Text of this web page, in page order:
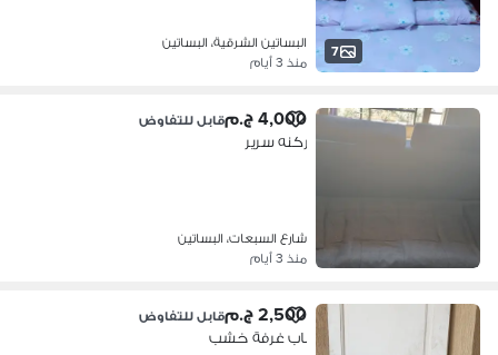
7
البساتين الشرقية، البساتين
منذ 3 أيام
4,000 ج.م قابل للتفاوض
ركنه سرير
شارع السبعات، البساتين
منذ 3 أيام
2,500 ج.م قابل للتفاوض
باب غرفة خشب